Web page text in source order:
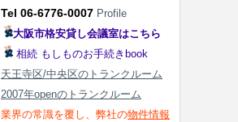
Tel 06-6776-0007 Profile
大阪市格安貸し会議室はこちら
相続 もしものお手続きbook
天王寺区/中央区のトランクルーム
2007年openのトランクルーム
業界の常識を覆し、弊社の物件情報